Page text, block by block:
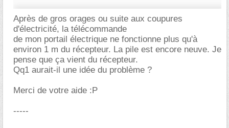
Après de gros orages ou suite aux coupures
d'électricité, la télécommande
de mon portail électrique ne fonctionne plus qu'à
environ 1 m du récepteur. La pile est encore neuve. Je
pense que ça vient du récepteur.
Qq1 aurait-il une idée du problème ?
Merci de votre aide :P
-----